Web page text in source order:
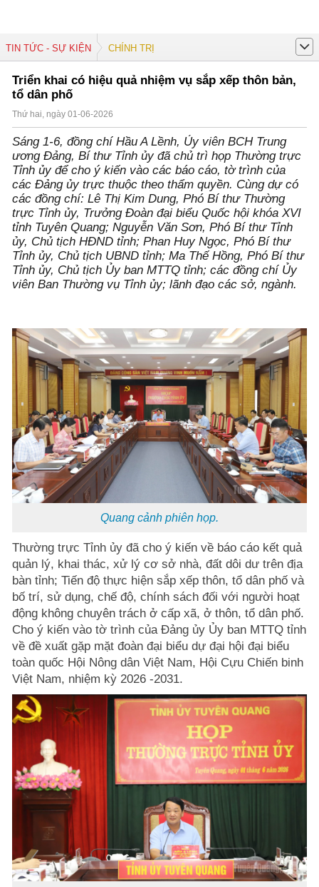
TIN TỨC - SỰ KIỆN CHÍNH TRỊ
Triển khai có hiệu quả nhiệm vụ sắp xếp thôn bản,
tổ dân phố
Thứ hai, ngày 01-06-2026
Sáng 1-6, đồng chí Hầu A Lềnh, Ủy viên BCH Trung
ương Đảng, Bí thư Tỉnh ủy đã chủ trì họp Thường trực
Tỉnh ủy để cho ý kiến vào các báo cáo, tờ trình của
các Đảng ủy trực thuộc theo thẩm quyền. Cùng dự có
các đồng chí: Lê Thị Kim Dung, Phó Bí thư Thường
trực Tỉnh ủy, Trưởng Đoàn đại biểu Quốc hội khóa XVI
tỉnh Tuyên Quang; Nguyễn Văn Sơn, Phó Bí thư Tỉnh
ủy, Chủ tịch HĐND tỉnh; Phan Huy Ngọc, Phó Bí thư
Tỉnh ủy, Chủ tịch UBND tỉnh; Ma Thế Hồng, Phó Bí thư
Tỉnh ủy, Chủ tịch Ủy ban MTTQ tỉnh; các đồng chí Ủy
viên Ban Thường vụ Tỉnh ủy; lãnh đạo các sở, ngành.
Quang cảnh phiên họp.
Thường trực Tỉnh ủy đã cho ý kiến về báo cáo kết quả
quản lý, khai thác, xử lý cơ sở nhà, đất dôi dư trên địa
bàn tỉnh; Tiến độ thực hiện sắp xếp thôn, tổ dân phố và
bố trí, sử dụng, chế độ, chính sách đối với người hoạt
động không chuyên trách ở cấp xã, ở thôn, tổ dân phố.
Cho ý kiến vào tờ trình của Đảng ủy Ủy ban MTTQ tỉnh
về đề xuất gặp mặt đoàn đại biểu dự đại hội đại biểu
toàn quốc Hội Nông dân Việt Nam, Hội Cựu Chiến binh
Việt Nam, nhiệm kỳ 2026 -2031.